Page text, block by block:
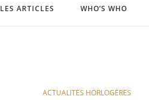
LES ARTICLES WHO’S WHO
ACTUALITÉS HORLOGÈRES